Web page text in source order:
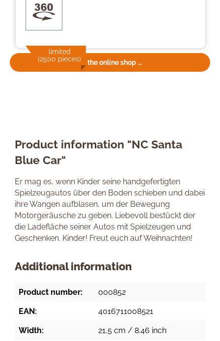
limited
(2500 pieces)To the online shop ...
Product information "NC Santa
Blue Car"
Er mag es, wenn Kinder seine handgefertigten
Spielzeugautos über den Boden schieben und dabei
ihre Wangen aufblasen, um der Bewegung
Motorgeräusche zu geben. Liebevoll bestückt der
die Ladefläche seiner Autos mit Spielzeugen und
Geschenken. Kinder! Freut euch auf Weihnachten!
Additional information
Product number: 000852
EAN: 4016711008521
Width: 21,5 cm / 8.46 inch